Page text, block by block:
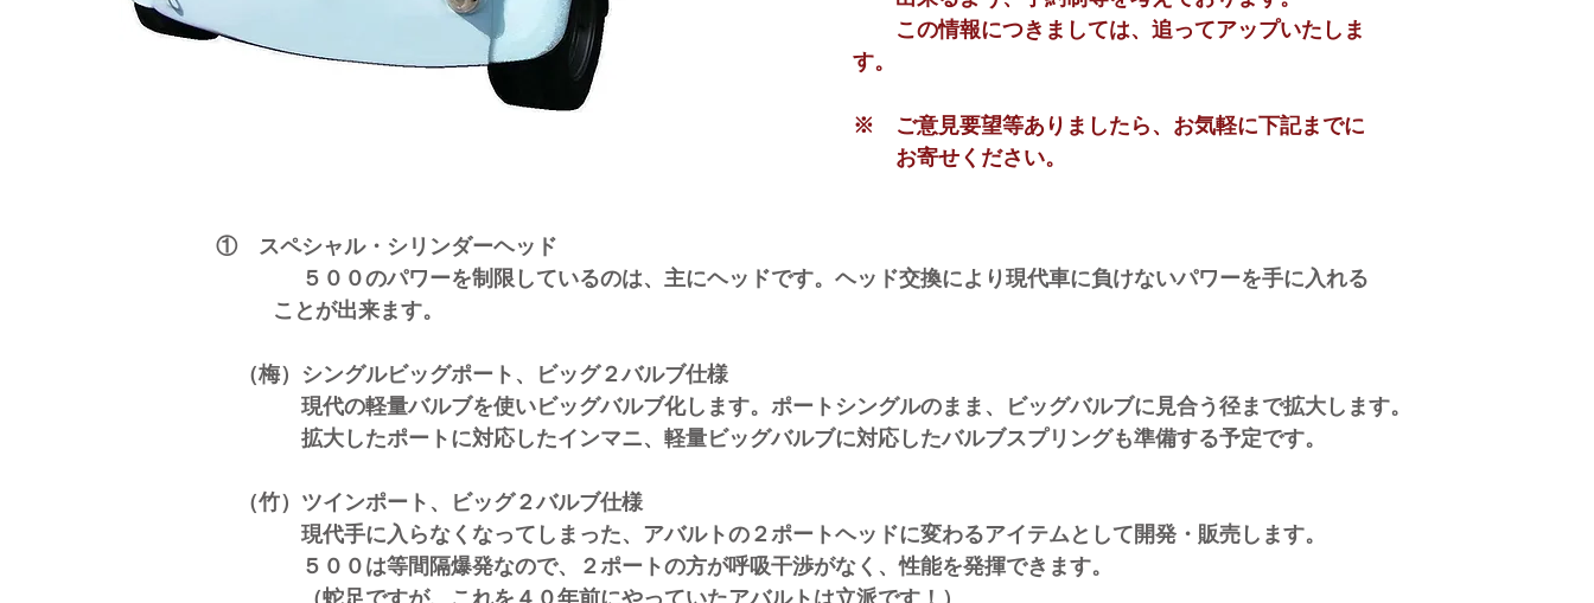
この情報につきましては、追ってアップいたしま
す。
​※ ご意見要望等ありましたら、お気軽に下記までに
お寄せください。
① スペシャル・シリンダーヘッド
５００のパワーを制限しているのは、主にヘッドです。ヘッド交換により現代車に負けないパワーを手に入れる
ことが出来ます。
（梅）シングルビッグポート、ビッグ２バルブ仕様
現代の軽量バルブを使いビッグバルブ化します。ポートシングルのまま、ビッグバルブに見合う径まで拡大し ます。
​拡大したポートに対応したインマニ、軽量ビッグバルブに対応したバルブスプリングも準備する予定です。
（竹）ツインポート、ビッグ２バルブ仕様
現代手に入らなくなってしまった、アバルトの２ポートヘッドに変わるアイテムとして開発・販売します。
５００は等間隔爆発なので、２ポートの方が呼吸干渉がなく、性能を発揮できます。
（蛇足ですが、これを４０年前にやっていたアバルトは立派です！）